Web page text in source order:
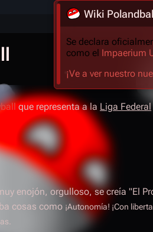
Wiki
Se declara
como el Impaerium
¡Ve a ver nuestro
que representa a la Liga Federal
enojón, orgulloso, se creía "El
cosas como ¡Autonomía! ¡Con